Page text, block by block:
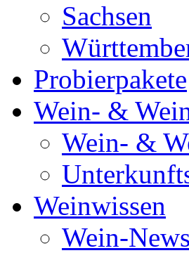
Sachsen
Probierpakete
Wein- &
Wein- &
Weinwissen
Wein-News